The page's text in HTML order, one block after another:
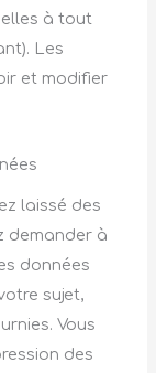
à tout
Les
et modifier
laissé des
demander à
données
sujet,
Vous
des